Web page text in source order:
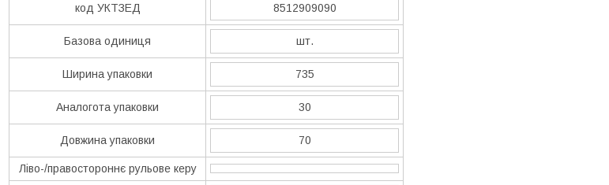
код УКТЗЕД 8512909090
Базова одиниця шт.
Ширина упаковки 735
Аналогота упаковки 30
Довжина упаковки 70
Ліво-/правостороннє рульове керу